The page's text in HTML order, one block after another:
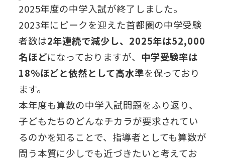
2025年度の中学入試が終了しました。
2023年にピークを迎えた首都圏の中学受験
者数は2年連続で減少し、2025年は52,000
名ほどになっておりますが、 中学受験率は
18％ほどと依然として高水準を保っており
ます。
本年度も算数の中学入試問題をふり返り、
子どもたちのどんなチカラが要求されてい
るのかを知ることで、指導者としても算数が
問う本質に少しでも近づきたいと考えてお